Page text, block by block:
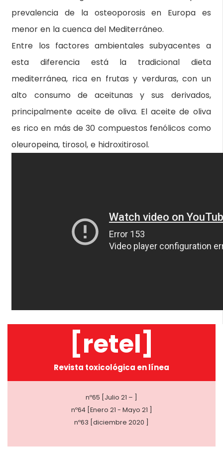
prevalencia de la osteoporosis en Europa es
menor en la cuenca del Mediterráneo.
Entre los factores ambientales subyacentes a
esta diferencia está la tradicional dieta
mediterránea, rica en frutas y verduras, con un
alto consumo de aceitunas y sus derivados,
principalmente aceite de oliva. El aceite de oliva
es rico en más de 30 compuestos fenólicos como
oleuropeina, tirosol, e hidroxitirosol.
[retel]
Revista toxicológica en línea
nº65 [Julio 21 – ]
nº64 [Enero 21 - Mayo 21 ]
nº63 [diciembre 2020 ]